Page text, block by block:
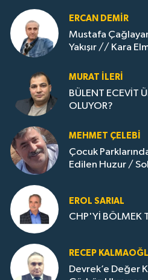
ERCAN DEMIR
Mustafa
Yakışır // ​Kara
MURAT İLERI
BÜLENT ECEVİT
OLUYOR?
MEHMET ÇELEBI
Çocuk
Edilen Huzur /
EROL SARIAL
CHP'Yİ BÖLMEK
RECEP
Devrek’e Değer